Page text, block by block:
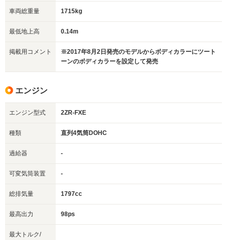
車両総重量 1715kg
最低地上高 0.14m
掲載用コメント
※2017年8月2日発売のモデルからボディカラーにツート
ーンのボディカラーを設定して発売
エンジン
エンジン型式 2ZR-FXE
種類 直列4気筒DOHC
過給器 -
可変気筒装置 -
総排気量 1797cc
最高出力 98ps
最大トルク/